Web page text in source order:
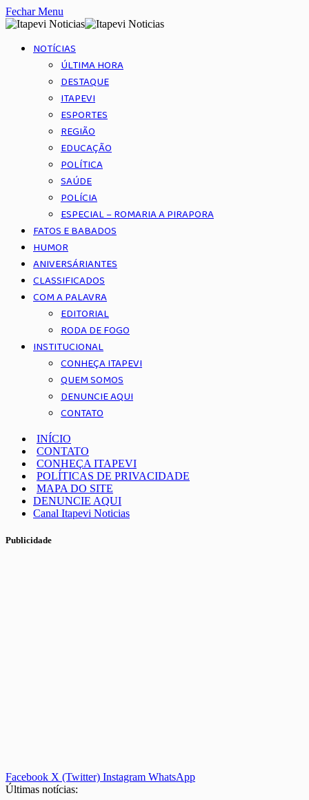
Fechar Menu
NOTÍCIAS
ÚLTIMA HORA
DESTAQUE
ITAPEVI
ESPORTES
REGIÃO
EDUCAÇÃO
POLÍTICA
SAÚDE
POLÍCIA
ESPECIAL – ROMARIA A PIRAPORA
FATOS E BABADOS
HUMOR
ANIVERSÁRIANTES
CLASSIFICADOS
COM A PALAVRA
EDITORIAL
RODA DE FOGO
INSTITUCIONAL
CONHEÇA ITAPEVI
QUEM SOMOS
DENUNCIE AQUI
CONTATO
INÍCIO
CONTATO
CONHEÇA ITAPEVI
POLÍTICAS DE PRIVACIDADE
MAPA DO SITE
DENUNCIE AQUI
Canal Itapevi Noticias
Publicidade
Facebook X (Twitter) Instagram WhatsApp
Últimas notícias: